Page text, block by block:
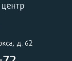
д. 62